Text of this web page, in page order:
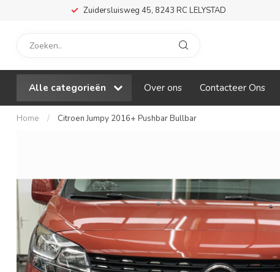
Zuidersluisweg 45, 8243 RC LELYSTAD
Alle categorieën Over ons Contacteer Ons
Home / Citroen Jumpy 2016+ Pushbar Bullbar